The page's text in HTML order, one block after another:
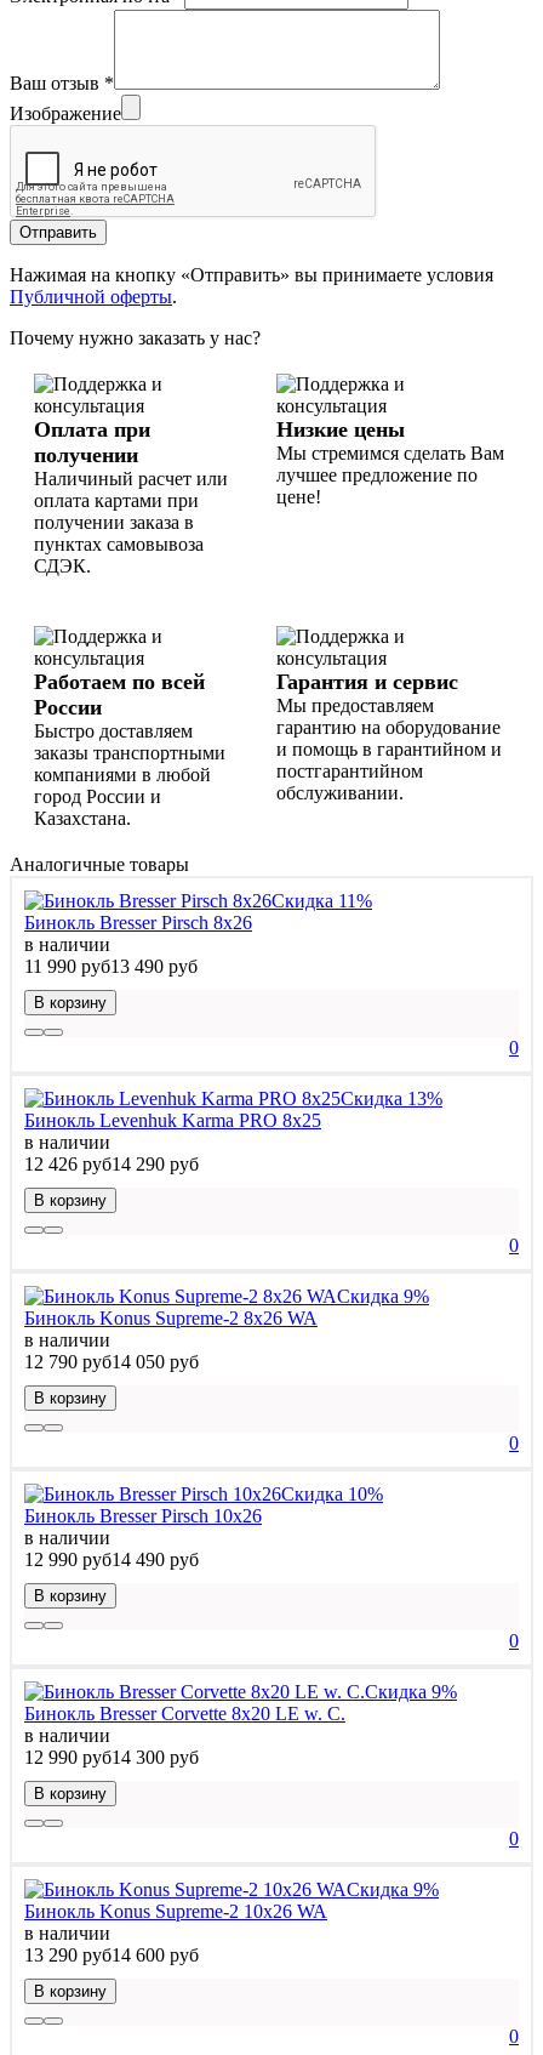
Ваш отзыв *
Изображение
Отправить
Нажимая на кнопку «Отправить» вы принимаете условия
Публичной оферты.
Почему нужно заказать у нас?
Оплата при
получении
Наличиный расчет или
оплата картами при
получении заказа в
пунктах самовывоза
СДЭК.
Низкие цены
Мы стремимся сделать Вам
лучшее предложение по
цене!
Работаем по всей
России
Быстро доставляем
заказы транспортными
компаниями в любой
город России и
Казахстана.
Гарантия и сервис
Мы предоставляем
гарантию на оборудование
и помощь в гарантийном и
постгарантийном
обслуживании.
Аналогичные товары
Скидка 11%
Бинокль Bresser Pirsch 8x26
в наличии
11 990 руб13 490 руб
В корзину
0
Скидка 13%
Бинокль Levenhuk Karma PRO 8x25
в наличии
12 426 руб14 290 руб
В корзину
0
Скидка 9%
Бинокль Konus Supreme-2 8x26 WA
в наличии
12 790 руб14 050 руб
В корзину
0
Скидка 10%
Бинокль Bresser Pirsch 10x26
в наличии
12 990 руб14 490 руб
В корзину
0
Скидка 9%
Бинокль Bresser Corvette 8x20 LE w. C.
в наличии
12 990 руб14 300 руб
В корзину
0
Скидка 9%
Бинокль Konus Supreme-2 10x26 WA
в наличии
13 290 руб14 600 руб
В корзину
0